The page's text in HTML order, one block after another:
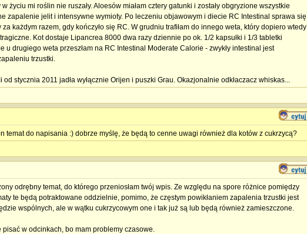
życiu mi roślin nie ruszały. Aloesów miałam cztery gatunki i zostały obgryzione wszystkie
zapalenie jelit i intensywne wymioty. Po leczeniu objawowym i diecie RC Intestinal sprawa się
za każdym razem, gdy kończyło się RC. W grudniu trafiłam do innego weta, który dopiero wtedy
Kot dostaje Lipancrea 8000 dwa razy dziennie po ok. 1/2 kapsułki i 1/3 tabletki
u drugiego weta przeszłam na RC Intestinal Moderate Calorie - zwykły intestinal jest
trzustki.
od stycznia 2011 jadła wyłącznie Orijen i puszki Grau. Okazjonalnie odkłaczacz whiskas...
temat do napisania :) dobrze myślę, że będą to cenne uwagi również dla kotów z cukrzycą?
odrębny temat, do którego przeniosłam twój wpis. Ze względu na spore różnice pomiędzy
te będą potraktowane oddzielnie, pomimo, że częstym powikłaniem zapalenia trzustki jest
wspólnych, ale w wątku cukrzycowym one i tak już są lub będą również zamieszczone.
w odcinkach, bo mam problemy czasowe.